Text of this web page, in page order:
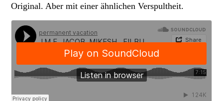
Original. Aber mit einer ähnlichen Verspultheit.